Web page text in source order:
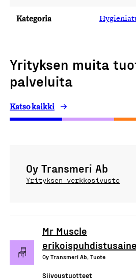
Kategoria
Yrityksen muita
palveluita
Katso kaikki
Oy Transmeri Ab
Yrityksen verkkosivusto
Mr Muscle
Oy Transmeri Ab, Tuote
Siivoustuotteet